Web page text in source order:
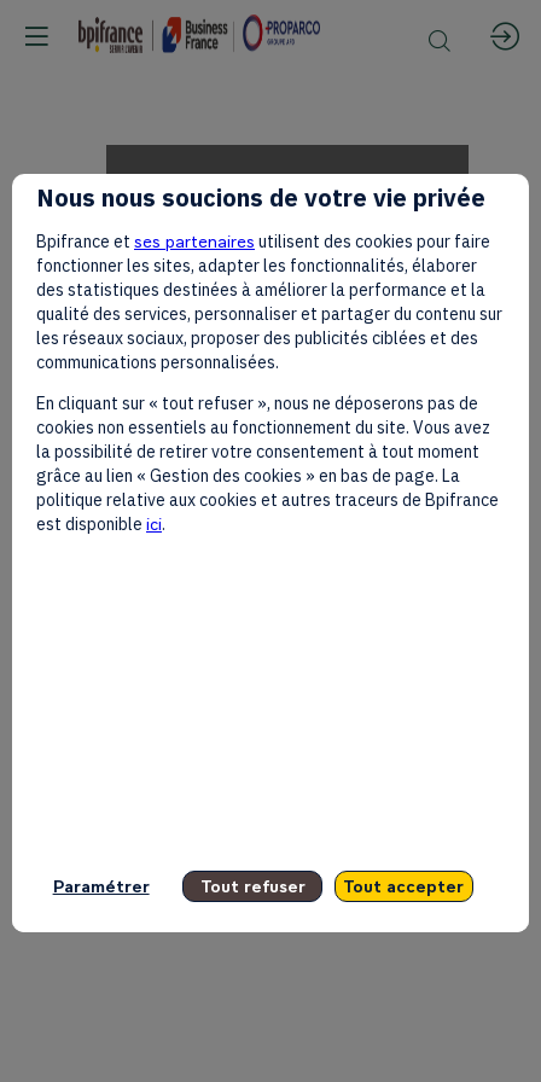
Adeline
LESCANNE
sur
le
2026
|
Nous nous soucions de votre vie privée
Bpifrance et ses partenaires utilisent des cookies pour faire
fonctionner les sites, adapter les fonctionnalités, élaborer
des statistiques destinées à améliorer la performance et la
qualité des services, personnaliser et partager du contenu sur
les réseaux sociaux, proposer des publicités ciblées et des
communications personnalisées.
En cliquant sur « tout refuser », nous ne déposerons pas de
cookies non essentiels au fonctionnement du site. Vous avez
la possibilité de retirer votre consentement à tout moment
grâce au lien « Gestion des cookies » en bas de page. La
politique relative aux cookies et autres traceurs de Bpifrance
est disponible ici.
Paramétrer Tout refuser Tout accepter